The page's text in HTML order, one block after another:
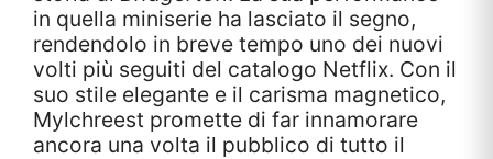
in quella miniserie ha lasciato il segno,
rendendolo in breve tempo uno dei nuovi
volti più seguiti del catalogo Netflix. Con il
suo stile elegante e il carisma magnetico,
Mylchreest promette di far innamorare
ancora una volta il pubblico di tutto il